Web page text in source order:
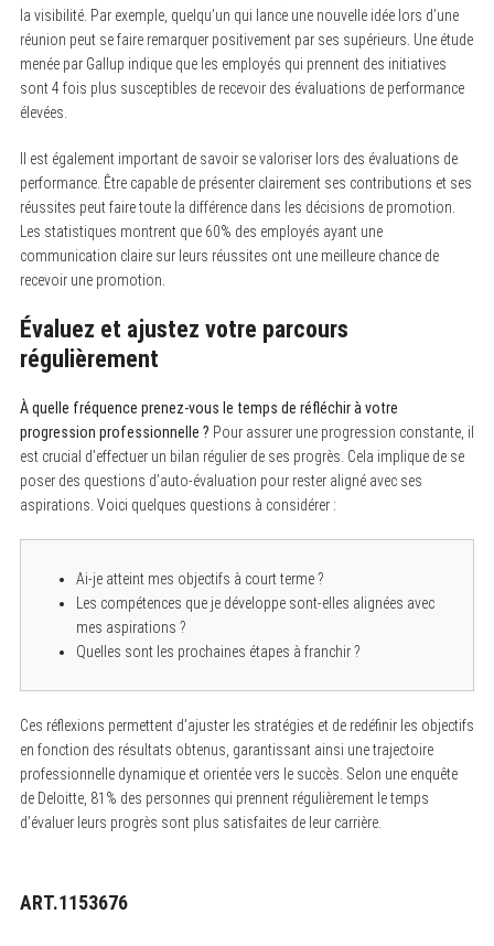
la visibilité. Par exemple, quelqu’un qui lance une nouvelle idée lors d’une
réunion peut se faire remarquer positivement par ses supérieurs. Une étude
menée par Gallup indique que les employés qui prennent des initiatives
sont 4 fois plus susceptibles de recevoir des évaluations de performance
élevées.
Il est également important de savoir se valoriser lors des évaluations de
performance. Être capable de présenter clairement ses contributions et ses
réussites peut faire toute la différence dans les décisions de promotion.
Les statistiques montrent que 60% des employés ayant une
communication claire sur leurs réussites ont une meilleure chance de
recevoir une promotion.
Évaluez et ajustez votre parcours
régulièrement
À quelle fréquence prenez-vous le temps de réfléchir à votre
progression professionnelle ? Pour assurer une progression constante, il
est crucial d’effectuer un bilan régulier de ses progrès. Cela implique de se
poser des questions d’auto-évaluation pour rester aligné avec ses
aspirations. Voici quelques questions à considérer :
Ai-je atteint mes objectifs à court terme ?
Les compétences que je développe sont-elles alignées avec
mes aspirations ?
Quelles sont les prochaines étapes à franchir ?
Ces réflexions permettent d’ajuster les stratégies et de redéfinir les objectifs
en fonction des résultats obtenus, garantissant ainsi une trajectoire
professionnelle dynamique et orientée vers le succès. Selon une enquête
de Deloitte, 81% des personnes qui prennent régulièrement le temps
d’évaluer leurs progrès sont plus satisfaites de leur carrière.
ART.1153676